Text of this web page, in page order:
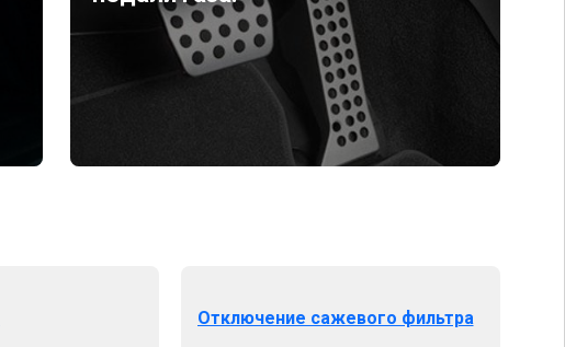
Отключение сажевого фильтра